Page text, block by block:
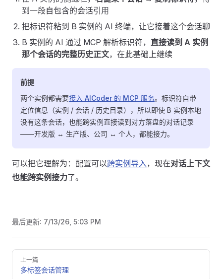
到一段自包含的会话引用
把标识符粘到 B 实例的 AI 终端，让它接着这个会话聊
B 实例的 AI 通过 MCP 解析标识符， 直接读到 A 实例
那个会话的完整历史正文，在此基础上继续
前提
两个实例都需要接入 AICoder 的 MCP 服务。标识符自带
定位信息（实例 / 会话 / 历史目录），所以即使 B 实例本地
没有这条会话，也能跨实例直接读到对方落盘的对话记录
——开发版 ↔ 生产版、公司 ↔ 个人，都能接力。
可以把它理解为：配置可以跨实例导入，现在对话上下文
也能跨实例接力了。
最后更新: 7/13/26, 5:03 PM
Pager
上一篇
多标签会话管理